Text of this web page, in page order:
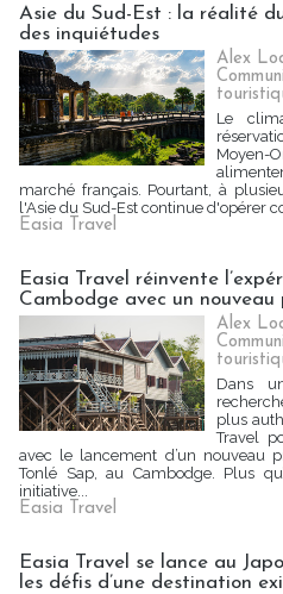
Asie du Sud-Est : la réalité
des inquiétudes
Alex
Le
Moyen-
marché français. Pourtant, à
l'Asie du Sud-Est continue d'opérer
Easia Travel
Easia Travel réinvente
Cambodge avec un
Alex
Dans
plus
Travel
avec le lancement d’un nouveau
Tonlé Sap, au Cambodge. Plus
initiative...
Easia Travel
Easia Travel se lance au
les défis d’une destination